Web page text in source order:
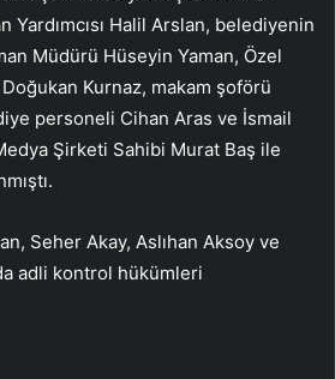
Yardımcısı Halil Arslan, belediyenin
Müdürü Hüseyin Yaman, Özel
Kurnaz, makam şoförü
personeli Cihan Aras ve İsmail
Şirketi Sahibi Murat Baş ile
Seher Akay, Aslıhan Aksoy ve
adli kontrol hükümleri